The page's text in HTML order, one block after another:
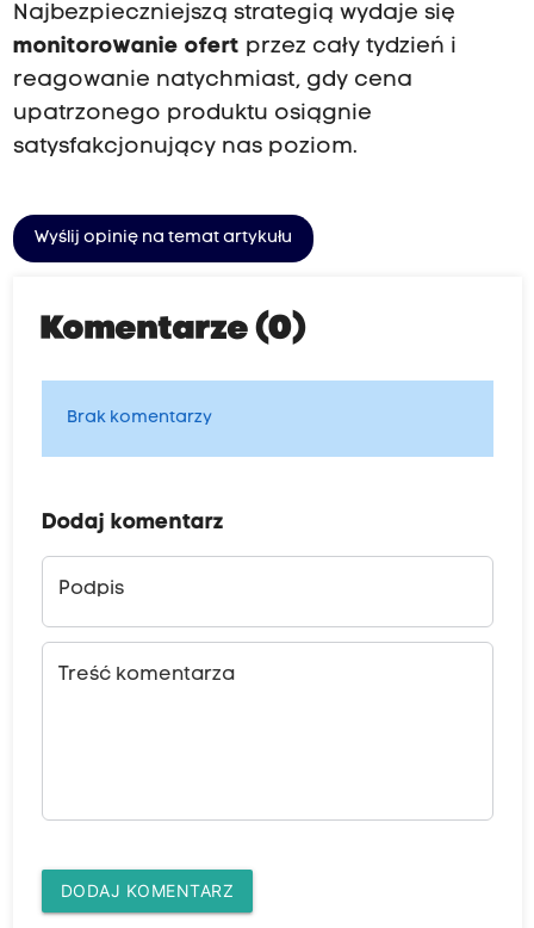
Najbezpieczniejszą strategią wydaje się
monitorowanie ofert przez cały tydzień i
reagowanie natychmiast, gdy cena
upatrzonego produktu osiągnie
satysfakcjonujący nas poziom.
Wyślij opinię na temat artykułu
Komentarze (0)
Brak komentarzy
Dodaj komentarz
Podpis
Treść komentarza
DODAJ KOMENTARZ